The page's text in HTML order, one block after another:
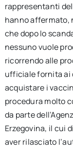
rappresentanti
hanno affermato,
che dopo lo
nessuno vuole
ricorrendo alle
ufficiale fornita ai
acquistare i
procedura molto
da parte
Erzegovina, il cui
aver rilasciato